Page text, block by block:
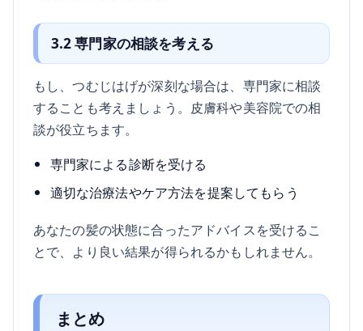
3.2 専門家の相談を考える
もし、つむじはげが深刻な場合は、専門家に相談
することも考えましょう。皮膚科や美容院での相
談が役立ちます。
専門家による診断を受ける
適切な治療法やケア方法を提案してもらう
あなたの髪の状態に合ったアドバイスを受けるこ
とで、より良い結果が得られるかもしれません。
まとめ